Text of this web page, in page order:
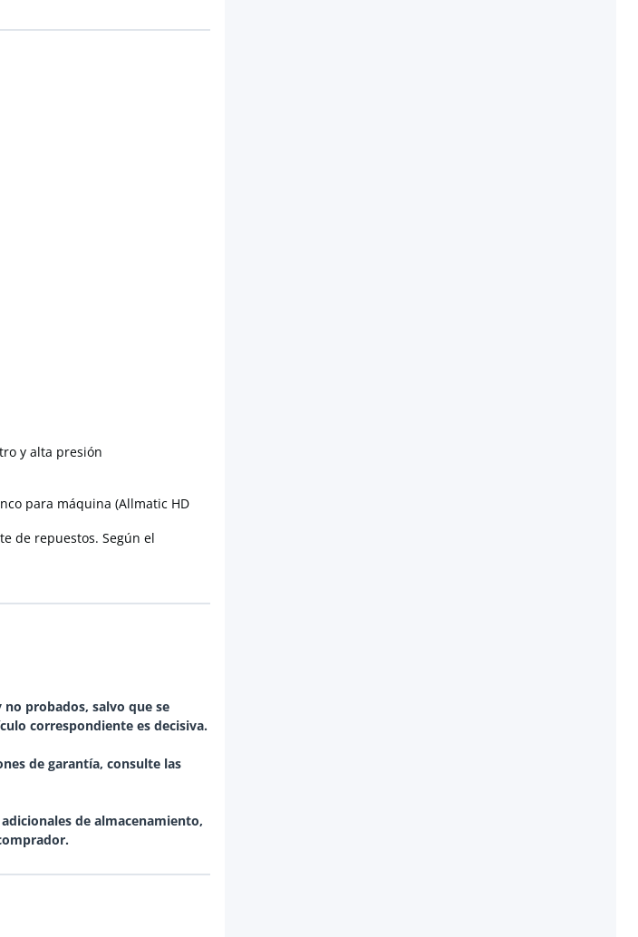
y alta presión
para máquina (Allmatic HD
de repuestos. Según el
probados, salvo que se
correspondiente es decisiva.
de garantía, consulte las
de almacenamiento,